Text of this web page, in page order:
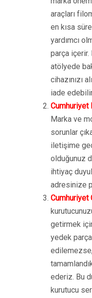
araçları
en kısa
yardımcı
parça içerir.
atölyede
cihazınızı
iade
Cumhuriyet
Marka ve
sorunlar
iletişime
olduğunuz
ihtiyaç
adresinize
Cumhuriyet
getirmek
yedek
edilemezse,
ederiz. Bu
kurutucu